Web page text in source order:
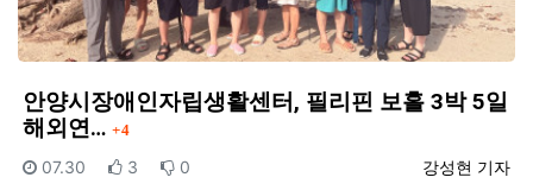
안양시장애인자립생활센터, 필리핀 보홀 3박 5일
해외연… 댓글
4
등록자
강성현 기자
등록일
07.30 추천
3 비추천
0